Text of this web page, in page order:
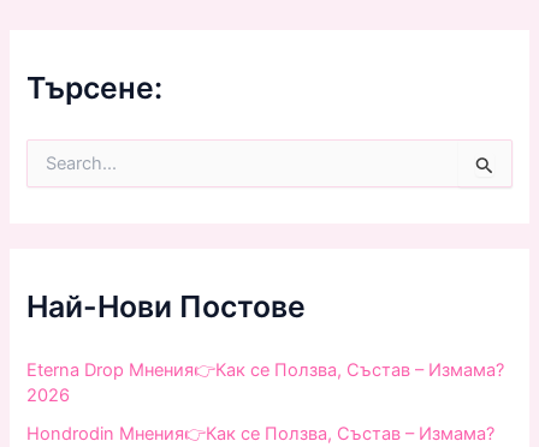
Търсене:
f
o
:
Най-Нови Постове
Eterna Drop Мнения👉Как се Ползва, Състав – Измама?
2026
Hondrodin Мнения👉Как се Ползва, Състав – Измама?